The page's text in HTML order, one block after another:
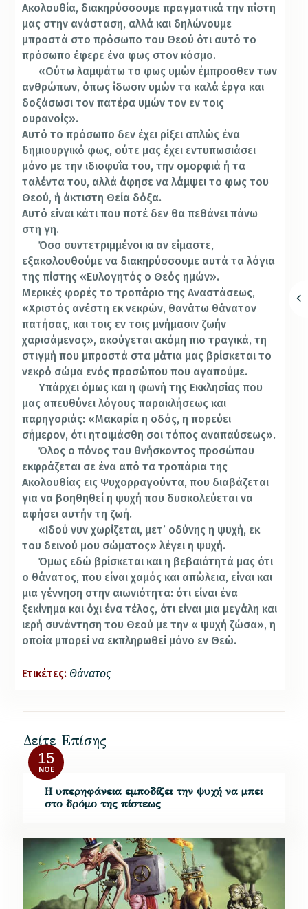
Ακολουθία, διακηρύσσουμε πραγματικά την πίστη
μας στην ανάσταση, αλλά και δηλώνουμε
μπροστά στο πρόσωπο του Θεού ότι αυτό το
πρόσωπο έφερε ένα φως στον κόσμο.
«Ούτω λαμψάτω το φως υμών έμπροσθεν των
ανθρώπων, όπως ίδωσιν υμών τα καλά έργα και
δοξάσωσι τον πατέρα υμών τον εν τοις
ουρανοίς».
Αυτό το πρόσωπο δεν έχει ρίξει απλώς ένα
δημιουργικό φως, ούτε μας έχει εντυπωσιάσει
μόνο με την ιδιοφυΐα του, την ομορφιά ή τα
ταλέντα του, αλλά άφησε να λάμψει το φως του
Θεού, ή άκτιστη Θεία δόξα.
Αυτό είναι κάτι που ποτέ δεν θα πεθάνει πάνω
στη γη.
Όσο συντετριμμένοι κι αν είμαστε,
εξακολουθούμε να διακηρύσσουμε αυτά τα λόγια
της πίστης «Ευλογητός ο Θεός ημών».
Μερικές φορές το τροπάριο της Αναστάσεως,
«Χριστός ανέστη εκ νεκρών, θανάτω θάνατον
πατήσας, και τοις εν τοις μνήμασιν ζωήν
χαρισάμενος», ακούγεται ακόμη πιο τραγικά, τη
στιγμή που μπροστά στα μάτια μας βρίσκεται το
νεκρό σώμα ενός προσώπου που αγαπούμε.
Υπάρχει όμως και η φωνή της Εκκλησίας που
μας απευθύνει λόγους παρακλήσεως και
παρηγοριάς: «Μακαρία η οδός, η πορεύει
σήμερον, ότι ητοιμάσθη σοι τόπος αναπαύσεως».
Όλος ο πόνος του θνήσκοντος προσώπου
εκφράζεται σε ένα από τα τροπάρια της
Ακολουθίας εις Ψυχορραγούντα, που διαβάζεται
για να βοηθηθεί η ψυχή που δυσκολεύεται να
αφήσει αυτήν τη ζωή.
«Ιδού νυν χωρίζεται, μετ’ οδύνης η ψυχή, εκ
του δεινού μου σώματος» λέγει η ψυχή.
Όμως εδώ βρίσκεται και η βεβαιότητά μας ότι
ο θάνατος, που είναι χαμός και απώλεια, είναι και
μια γέννηση στην αιωνιότητα: ότι είναι ένα
ξεκίνημα και όχι ένα τέλος, ότι είναι μια μεγάλη και
ιερή συνάντηση του Θεού με την « ψυχή ζώσα», η
οποία μπορεί να εκπληρωθεί μόνο εν Θεώ.
Ετικέτες: Θάνατος
Δείτε Επίσης
15
ΝΟΈ
Η υπερηφάνεια εμποδίζει την ψυχή να μπει
στο δρόμο της πίστεως